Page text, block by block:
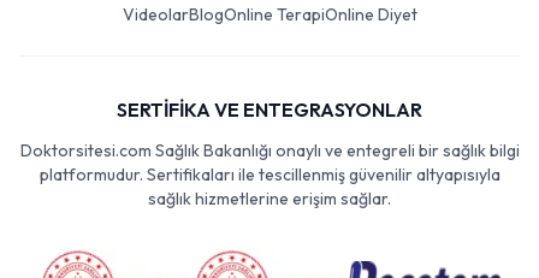
VideolarBlogOnline TerapiOnline Diyet
SERTİFİKA VE ENTEGRASYONLAR
Doktorsitesi.com Sağlık Bakanlığı onaylı ve entegreli bir sağlık bilgi
platformudur. Sertifikaları ile tescillenmiş güvenilir altyapısıyla
sağlık hizmetlerine erişim sağlar.